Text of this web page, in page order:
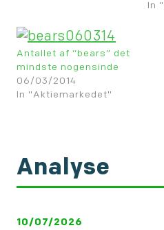
In
Antallet af “bears” det
mindste nogensinde
06/03/2014
In "Aktiemarkedet"
Analyse
10/07/2026